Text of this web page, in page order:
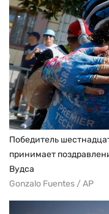
Победитель
принимает
Вудса
Gonzalo Fuentes / AP